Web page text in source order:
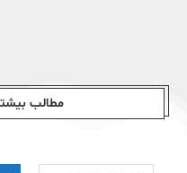
مطالب